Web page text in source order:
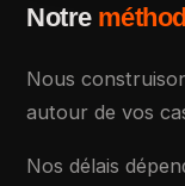
Notre
Nous
autour de vos
Nos délais